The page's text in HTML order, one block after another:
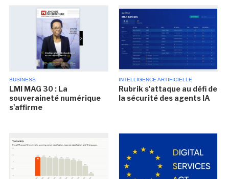
BUSINESS
LMI MAG 30 : La
souveraineté numérique
s'affirme
INTELLIGENCE ARTIFICIELLE
Rubrik s'attaque au défi de
la sécurité des agents IA